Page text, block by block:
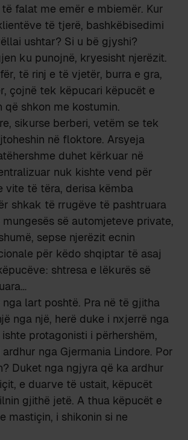
falat me emër e mbiemër. Kur
të tjerë, bashkëbisedimi
ushtar? Si u bë gjyshi?
ku punojnë, kryesisht njerëzit.
të rinj e të vjetër, burra e gra,
çojnë tek këpucari këpucët e
që shkon me kostumin.
sikurse berberi, vetëm se tek
në floktore. Arsyeja
duhet kërkuar në
nuk kishte vend për
vite të tëra, derisa këmba
shkak të rrugëve të pashtruara
së automjeteve private,
sepse njerëzit ecnin
për këdo shqiptar të asaj
shtresa e lëkurës së
lart poshtë. Pra në të gjitha
nga një, herë duke i nxjerrë nga
protagonisti i përhershëm,
nga Gjermania Lindore. Por
Duket nga ngjyra që ka ardhur
e duarve të ustait, këpucët
gjithë jetë. A thua këpucët e
mastiçin, i shikonin si ne